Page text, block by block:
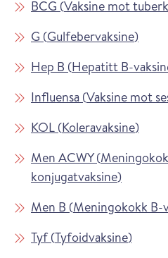
Les mer om
BCG (Vaksine mot
Les mer om
G (Gulfebervaksine)i
Les mer om
Hep B (Hepatitt B-
Les mer om
Influensa (Vaksine mot
Les mer om
KOL (Koleravaksine)i
Les mer om
Men ACWY(
konjugatvaksine)i
Les mer om
Men B (Meningokokk B-
Les mer om
Tyf(Tyfoidvaksine)i